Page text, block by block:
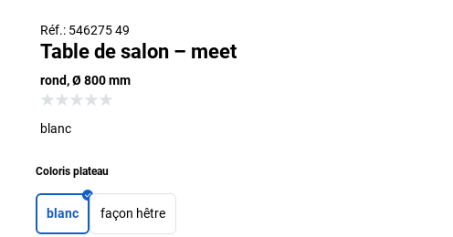
Réf.: 546275 49
Table de salon – meet
rond, Ø 800 mm
blanc
Coloris plateau
blanc façon hêtre